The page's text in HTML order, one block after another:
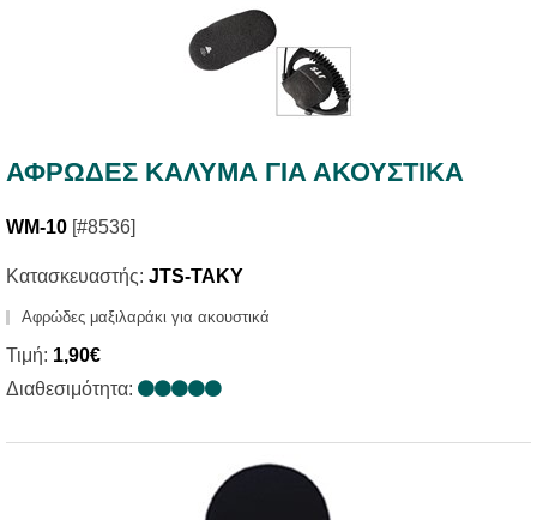
ΑΦΡΩΔΕΣ ΚΑΛΥΜΑ ΓΙΑ ΑΚΟΥΣΤΙΚΑ
WM-10 [#8536]
Κατασκευαστής: JTS-TAKY
Αφρώδες μαξιλαράκι για ακουστικά
Τιμή: 1,90€
Διαθεσιμότητα: